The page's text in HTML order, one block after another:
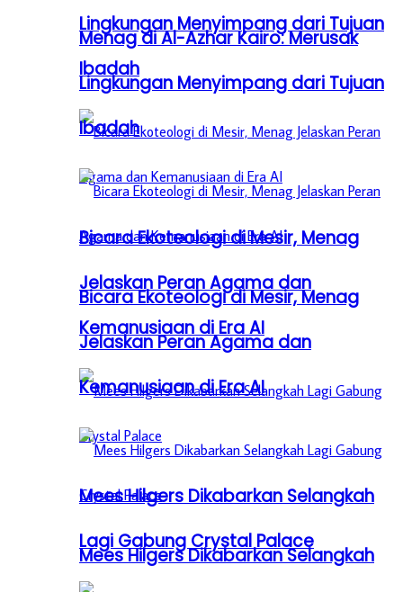
Lingkungan Menyimpang dari Tujuan
Ibadah
Bicara Ekoteologi di Mesir, Menag
Jelaskan Peran Agama dan
Kemanusiaan di Era AI
Mees Hilgers Dikabarkan Selangkah
Lagi Gabung Crystal Palace
Menag di Al-Azhar Kairo: Merusak
Lingkungan Menyimpang dari Tujuan
Ibadah
Bicara Ekoteologi di Mesir, Menag
Jelaskan Peran Agama dan
Kemanusiaan di Era AI
Mees Hilgers Dikabarkan Selangkah